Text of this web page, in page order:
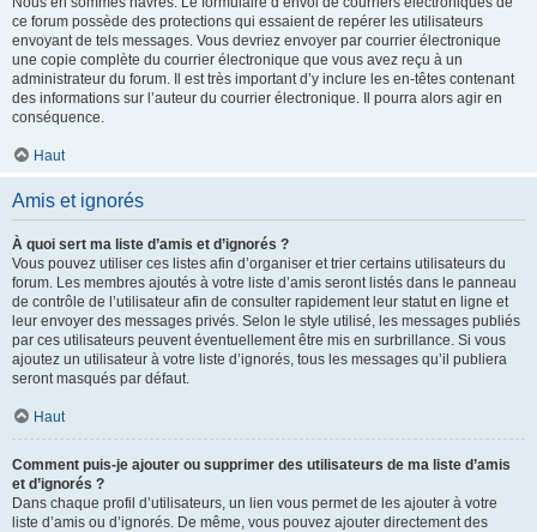
ce forum possède des protections qui essaient de repérer les utilisateurs
envoyant de tels messages. Vous devriez envoyer par courrier électronique
une copie complète du courrier électronique que vous avez reçu à un
administrateur du forum. Il est très important d’y inclure les en-têtes contenant
des informations sur l’auteur du courrier électronique. Il pourra alors agir en
conséquence.
Haut
Amis et ignorés
À quoi sert ma liste d’amis et d’ignorés ?
Vous pouvez utiliser ces listes afin d’organiser et trier certains utilisateurs du
forum. Les membres ajoutés à votre liste d’amis seront listés dans le panneau
de contrôle de l’utilisateur afin de consulter rapidement leur statut en ligne et
leur envoyer des messages privés. Selon le style utilisé, les messages publiés
par ces utilisateurs peuvent éventuellement être mis en surbrillance. Si vous
ajoutez un utilisateur à votre liste d’ignorés, tous les messages qu’il publiera
seront masqués par défaut.
Haut
Comment puis-je ajouter ou supprimer des utilisateurs de ma liste d’amis
et d’ignorés ?
Dans chaque profil d’utilisateurs, un lien vous permet de les ajouter à votre
liste d’amis ou d’ignorés. De même, vous pouvez ajouter directement des